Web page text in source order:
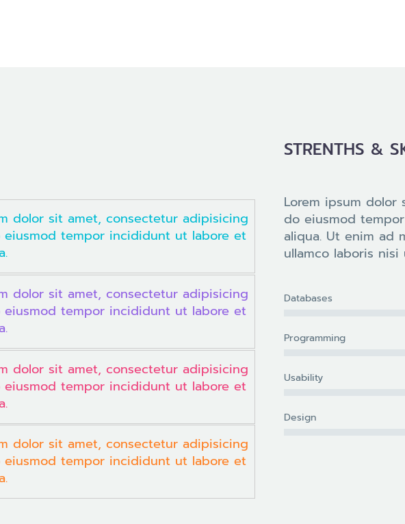
dolor sit amet, consectetur adipisicing
tempor incididunt ut labore et
dolor sit amet, consectetur adipisicing
tempor incididunt ut labore et
dolor sit amet, consectetur adipisicing
tempor incididunt ut labore et
dolor sit amet, consectetur adipisicing
tempor incididunt ut labore et
STRENTHS &
Lorem ipsum
do eiusmod
aliqua. Ut enim ad
ullamco laboris
Databases
Programming
Usability
Design